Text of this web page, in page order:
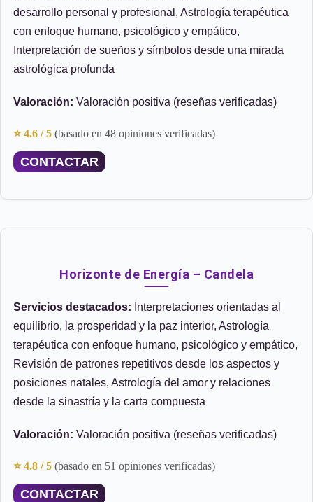
desarrollo personal y profesional, Astrología terapéutica
con enfoque humano, psicológico y empático,
Interpretación de sueños y símbolos desde una mirada
astrológica profunda
Valoración: Valoración positiva (reseñas verificadas)
⭐ 4.6 / 5 (basado en 48 opiniones verificadas)
CONTACTAR
Horizonte de Energía – Candela
Servicios destacados: Interpretaciones orientadas al
equilibrio, la prosperidad y la paz interior, Astrología
terapéutica con enfoque humano, psicológico y empático,
Revisión de patrones repetitivos desde los aspectos y
posiciones natales, Astrología del amor y relaciones
desde la sinastría y la carta compuesta
Valoración: Valoración positiva (reseñas verificadas)
⭐ 4.8 / 5 (basado en 51 opiniones verificadas)
CONTACTAR